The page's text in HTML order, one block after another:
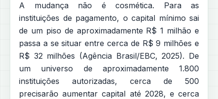
A mudança não é cosmética. Para as
instituições de pagamento, o capital mínimo sai
de um piso de aproximadamente R$ 1 milhão e
passa a se situar entre cerca de R$ 9 milhões e
R$ 32 milhões (Agência Brasil/EBC, 2025). De
um universo de aproximadamente 1.800
instituições autorizadas, cerca de 500
precisarão aumentar capital até 2028, e cerca